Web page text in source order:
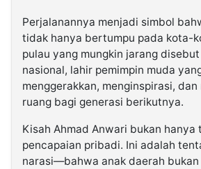
Perjalanannya menjadi simbol
tidak hanya bertumpu pada kota-
pulau yang mungkin jarang
nasional, lahir pemimpin muda
menggerakkan, menginspirasi,
ruang bagi generasi berikutnya.
Kisah Ahmad Anwari bukan hanya
pencapaian pribadi. Ini adalah
narasi—bahwa anak daerah